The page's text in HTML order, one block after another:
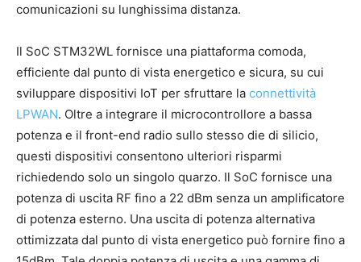
comunicazioni su lunghissima distanza.
Il SoC STM32WL fornisce una piattaforma comoda,
efficiente dal punto di vista energetico e sicura, su cui
sviluppare dispositivi IoT per sfruttare la connettività
LPWAN. Oltre a integrare il microcontrollore a bassa
potenza e il front-end radio sullo stesso die di silicio,
questi dispositivi consentono ulteriori risparmi
richiedendo solo un singolo quarzo. Il SoC fornisce una
potenza di uscita RF fino a 22 dBm senza un amplificatore
di potenza esterno. Una uscita di potenza alternativa
ottimizzata dal punto di vista energetico può fornire fino a